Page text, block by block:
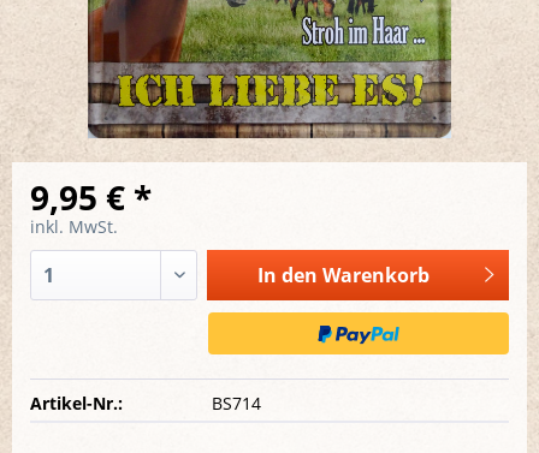
9,95 € *
inkl. MwSt.
In den Warenkorb
Artikel-Nr.: BS714